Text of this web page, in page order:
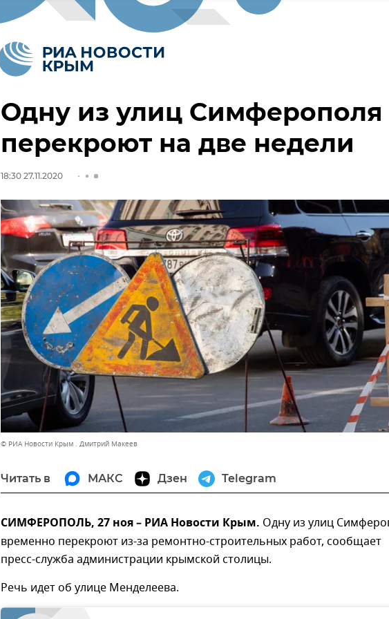
Одну из улиц Симферополя
перекроют на две недели
18:30 27.11.2020
© РИА Новости Крым . Дмитрий Макеев
Читать в МАКС Дзен Telegram
СИМФЕРОПОЛЬ, 27 ноя – РИА Новости Крым. Одну из улиц
временно перекроют из-за ремонтно-строительных работ, сообщает
пресс-служба администрации крымской столицы.
Речь идет об улице Менделеева.